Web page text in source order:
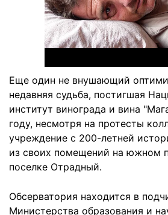
Еще один не внушающий
недавняя судьба, постигшая
институт винограда и вина
году, несмотря на протесты
учреждение с 200-летней
из своих помещений на южном
поселке Отрадный.
Обсерватория находится в
Министерства образования и